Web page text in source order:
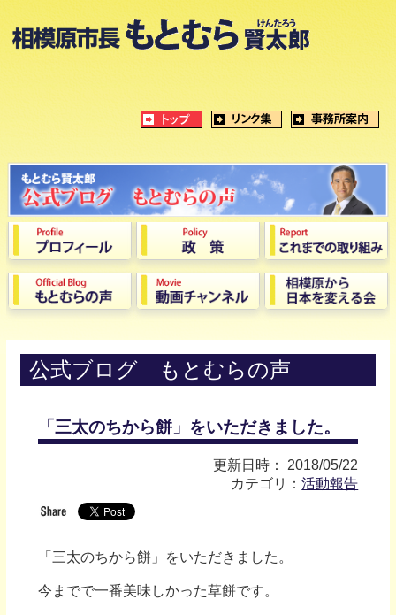
公式ブログ もとむらの声
「三太のちから餅」をいただきました。
更新日時： 2018/05/22
カテゴリ：活動報告
「三太のちから餅」をいただきました。
今までで一番美味しかった草餅です。